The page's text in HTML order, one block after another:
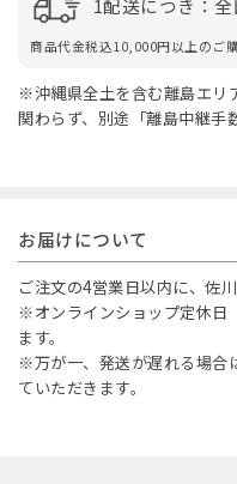
1配送につき：
商品代金税込10,000円以上のご
※沖縄県全土を含む離島エリ
関わらず、別途「離島中継手
お届けについて
ご注文の4営業日以内に、佐
※オンラインショップ定休日
ます。
※万が一、発送が遅れる場合
ていただきます。